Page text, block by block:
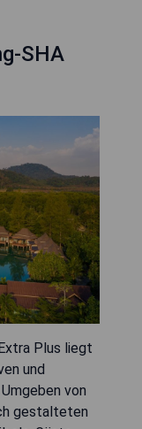
SHA
Plus liegt
und
von
gestalteten